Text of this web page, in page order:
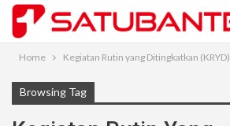
Home Kegiatan Rutin yang Ditingkatkan (KRYD)
Browsing Tag